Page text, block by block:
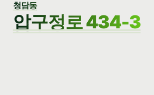
청담동
압구정로 434-3